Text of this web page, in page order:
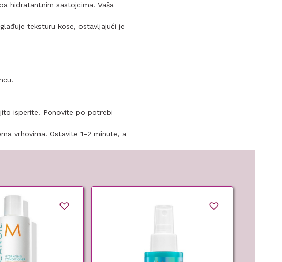
hidratantnim sastojcima. Vaša
teksturu kose, ostavljajući je
isperite. Ponovite po potrebi
vrhovima. Ostavite 1–2 minute, a